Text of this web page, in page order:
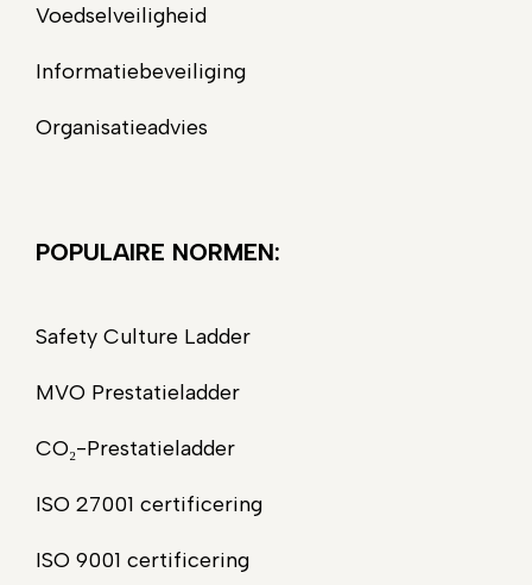
Voedselveiligheid
Informatiebeveiliging
Organisatieadvies
POPULAIRE NORMEN:
Safety Culture Ladder
MVO Prestatieladder
CO₂-Prestatieladder
ISO 27001 certificering
ISO 9001 certificering